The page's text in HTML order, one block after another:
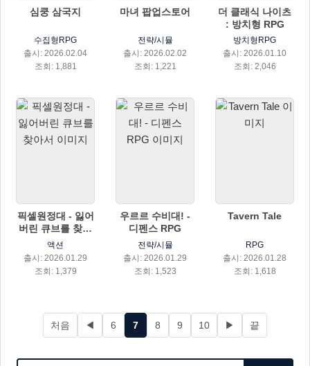
심쿵 삼국지
수집형RPG
출시: 2026.02.04
조회: 1,881
마녀 팝업스토어
전략/시뮬
출시: 2026.02.02
조회: 1,221
더 클래식 나이츠
: 방치형 RPG
방치형RPG
출시: 2026.01.10
조회: 2,046
픽셀원정대 - 잃어
버린 큐브를 찾아
서
액션
출시: 2026.01.29
조회: 1,379
우르르 수비대! -
디펜스 RPG
전략/시뮬
출시: 2026.01.29
조회: 1,523
Tavern Tale
RPG
출시: 2026.01.28
조회: 1,618
처음 ◀ 6 7 8 9 10 ▶ 끝